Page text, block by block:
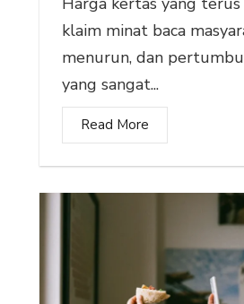
klaim minat baca
menurun, dan
yang sangat...
Read More